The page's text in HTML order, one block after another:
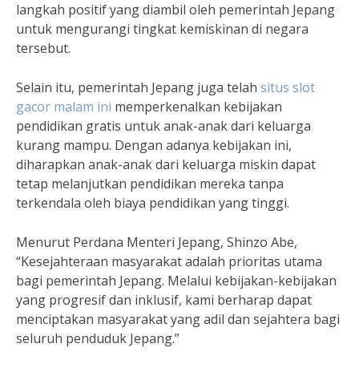
langkah positif yang diambil oleh pemerintah Jepang
untuk mengurangi tingkat kemiskinan di negara
tersebut.
Selain itu, pemerintah Jepang juga telah situs slot
gacor malam ini memperkenalkan kebijakan
pendidikan gratis untuk anak-anak dari keluarga
kurang mampu. Dengan adanya kebijakan ini,
diharapkan anak-anak dari keluarga miskin dapat
tetap melanjutkan pendidikan mereka tanpa
terkendala oleh biaya pendidikan yang tinggi.
Menurut Perdana Menteri Jepang, Shinzo Abe,
“Kesejahteraan masyarakat adalah prioritas utama
bagi pemerintah Jepang. Melalui kebijakan-kebijakan
yang progresif dan inklusif, kami berharap dapat
menciptakan masyarakat yang adil dan sejahtera bagi
seluruh penduduk Jepang.”